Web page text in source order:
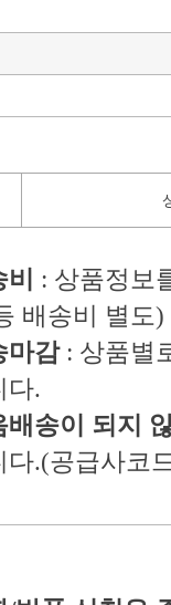
: 상품정보
배송비 별도)
마감: 상품별
다.
배송이 되지
다.(공급사코